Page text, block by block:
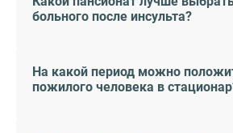
больного после инсульта?
На какой период можно
пожилого человека в